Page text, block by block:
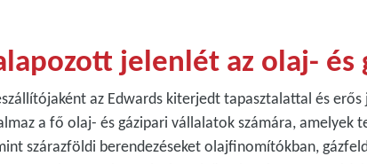
jelenlét az olaj- és
az Edwards kiterjedt tapasztalattal és
a fő olaj- és gázipari vállalatok számára, amelyek
szárazföldi berendezéseket olajfinomítókban,